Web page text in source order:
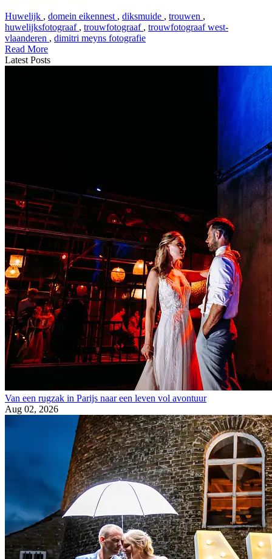
Huwelijk , domein eikennest , diksmuide , trouwen ,
huwelijksfotograaf , trouwfotograaf , trouwfotograaf west-
vlaanderen , dimitri meyns fotografie
Read More
Latest Posts
Van een rugzak in Parijs naar een leven vol avontuur
Aug 02, 2026